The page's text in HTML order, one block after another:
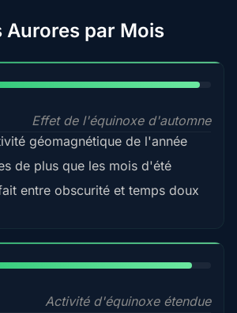
Aurores par Mois
Effet de l'équinoxe d'automne
géomagnétique de l'année
de plus que les mois d'été
entre obscurité et temps doux
Activité d'équinoxe étendue